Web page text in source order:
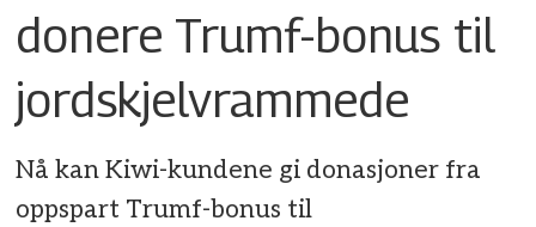
donere Trumf-bonus til
jordskjelvrammede
Nå kan Kiwi-kundene gi donasjoner fra
oppspart Trumf-bonus til